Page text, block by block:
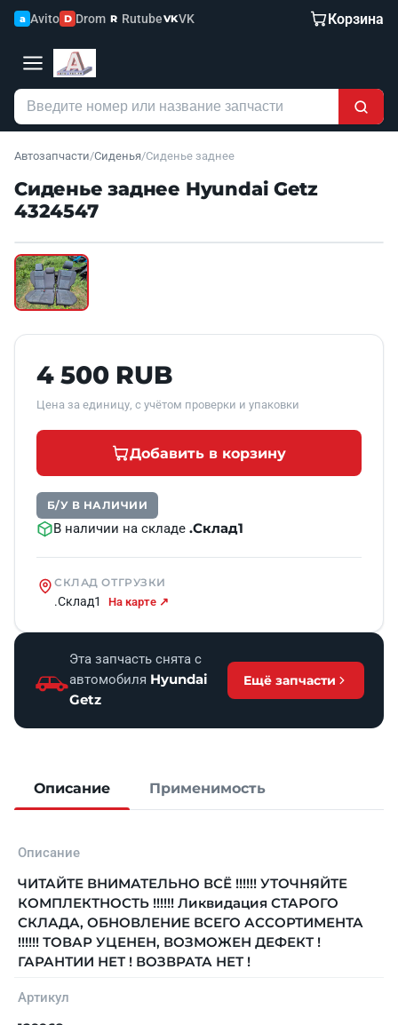
a Avito D Drom R RutubeVKVK Корзина
Автозапчасти/Сиденья/Сиденье заднее
Сиденье заднее Hyundai Getz
4324547
Б/У В НАЛИЧИИ
4 500 RUB
Цена за единицу, с учётом проверки и упаковки
Добавить в корзину
Б/У В НАЛИЧИИ
В наличии на складе .Склад1
СКЛАД ОТГРУЗКИ
.Склад1 На карте ↗
Эта запчасть снята с
автомобиля Hyundai
Getz
Ещё запчасти
Описание Применимость
Описание
ЧИТАЙТЕ ВНИМАТЕЛЬНО ВСЁ !!!!!! УТОЧНЯЙТЕ
КОМПЛЕКТНОСТЬ !!!!!! Ликвидация СТАРОГО
СКЛАДА, ОБНОВЛЕНИЕ ВСЕГО АССОРТИМЕНТА
!!!!!! ТОВАР УЦЕНЕН, ВОЗМОЖЕН ДЕФЕКТ !
ГАРАНТИИ НЕТ ! ВОЗВРАТА НЕТ !
Артикул